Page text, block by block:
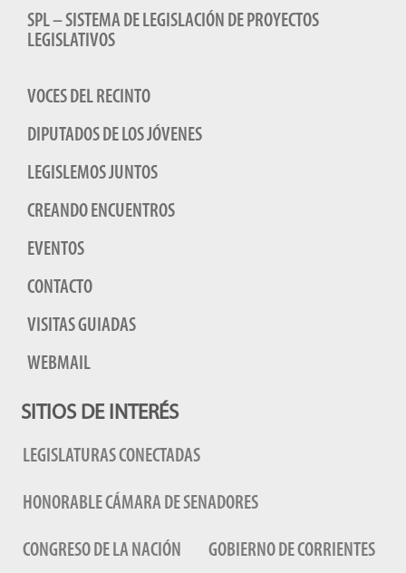
SPL – SISTEMA DE LEGISLACIÓN DE PROYECTOS
LEGISLATIVOS
VOCES DEL RECINTO
DIPUTADOS DE LOS JÓVENES
LEGISLEMOS JUNTOS
CREANDO ENCUENTROS
EVENTOS
CONTACTO
VISITAS GUIADAS
WEBMAIL
SITIOS DE INTERÉS
LEGISLATURAS CONECTADAS
HONORABLE CÁMARA DE SENADORES
CONGRESO DE LA NACIÓN GOBIERNO DE CORRIENTES